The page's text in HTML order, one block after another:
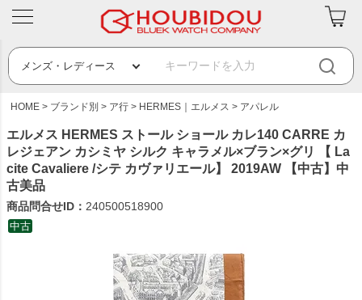
HOME ブランド別 ア行 HERMES｜エルメス アパレル
エルメス HERMES ストール ショール カレ140 CARRE カ
レジェアン カシミヤ シルク キャラメル×ブラン×グリ 【 La
cite Cavaliere /シテ カヴァリエール】 2019AW 【中古】中
古美品
商品問合せID： 240500518900
中古